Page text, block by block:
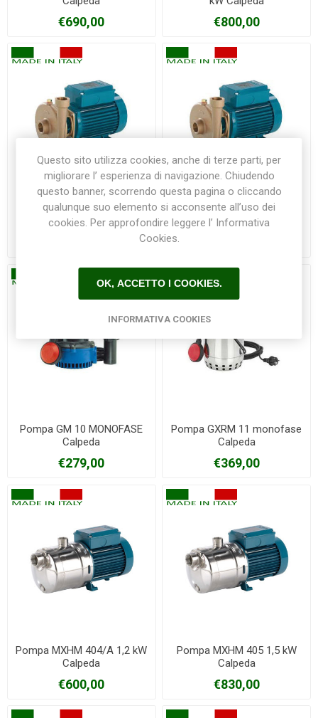
€690,00 €800,00
Pompa BCM 22/A 0,55 kW
Calpeda
Pompa BCM 22/A/B 0,55
kW Calpeda
Pompa GM 10 MONOFASE
Calpeda
€279,00
Pompa GXRM 11 monofase
Calpeda
€369,00
Pompa MXHM 404/A 1,2 kW
Calpeda
€600,00
Pompa MXHM 405 1,5 kW
Calpeda
€830,00
Questo sito utilizza cookies, anche di terze parti, per
migliorare l’ esperienza di navigazione. Chiudendo
questo banner, scorrendo questa pagina o cliccando
qualunque suo elemento si acconsente all’uso dei
cookies. Per approfondire leggere l’ Informativa
Cookies.
OK, ACCETTO I COOKIES.
INFORMATIVA COOKIES